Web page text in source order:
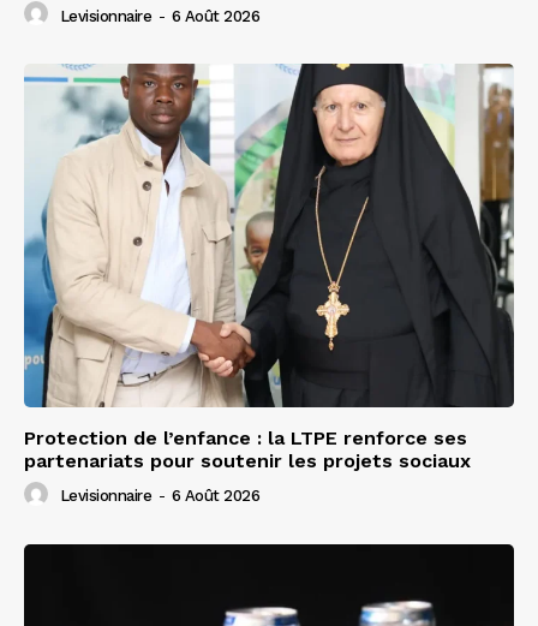
Levisionnaire - 6 Août 2026
Protection de l’enfance : la LTPE renforce ses
partenariats pour soutenir les projets sociaux
Levisionnaire - 6 Août 2026